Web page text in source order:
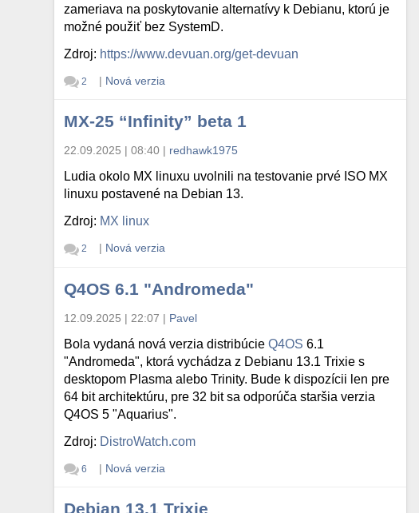
zameriava na poskytovanie alternatívy k Debianu, ktorú je
možné použiť bez SystemD.
Zdroj: https://www.devuan.org/get-devuan
2 | Nová verzia
MX-25 “Infinity” beta 1
22.09.2025 | 08:40 | redhawk1975
Ludia okolo MX linuxu uvolnili na testovanie prvé ISO MX
linuxu postavené na Debian 13.
Zdroj: MX linux
2 | Nová verzia
Q4OS 6.1 "Andromeda"
12.09.2025 | 22:07 | Pavel
Bola vydaná nová verzia distribúcieQ4OS 6.1
"Andromeda", ktorá vychádza z Debianu 13.1 Trixie s
desktopom Plasma alebo Trinity. Bude k dispozícii len pre
64 bit architektúru, pre 32 bit sa odporúča staršia verzia
Q4OS 5 "Aquarius".
Zdroj: DistroWatch.com
6 | Nová verzia
Debian 13.1 Trixie